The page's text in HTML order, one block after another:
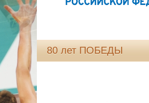
80 лет ПОБЕДЫ